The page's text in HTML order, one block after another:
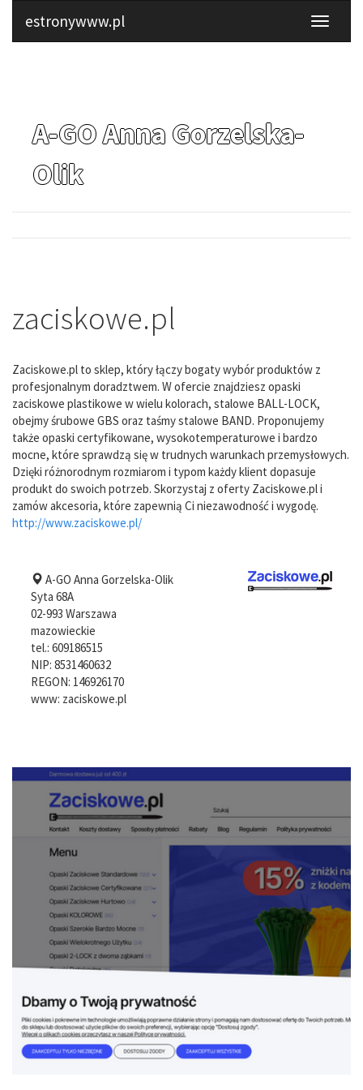
estronywww.pl
A-GO Anna Gorzelska-
Olik
zaciskowe.pl
Zaciskowe.pl to sklep, który łączy bogaty wybór produktów z
profesjonalnym doradztwem. W ofercie znajdziesz opaski
zaciskowe plastikowe w wielu kolorach, stalowe BALL-LOCK,
obejmy śrubowe GBS oraz taśmy stalowe BAND. Proponujemy
także opaski certyfikowane, wysokotemperaturowe i bardzo
mocne, które sprawdzą się w trudnych warunkach przemysłowych.
Dzięki różnorodnym rozmiarom i typom każdy klient dopasuje
produkt do swoich potrzeb. Skorzystaj z oferty Zaciskowe.pl i
zamów akcesoria, które zapewnią Ci niezawodność i wygodę.
http://www.zaciskowe.pl/
A-GO Anna Gorzelska-Olik
Syta 68A
02-993 Warszawa
mazowieckie
tel.: 609186515
NIP: 8531460632
REGON: 146926170
www: zaciskowe.pl